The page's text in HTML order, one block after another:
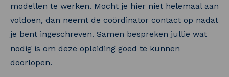
modellen te werken. Mocht je hier niet helemaal aan
voldoen, dan neemt de coördinator contact op nadat
je bent ingeschreven. Samen bespreken jullie wat
nodig is om deze opleiding goed te kunnen
doorlopen.